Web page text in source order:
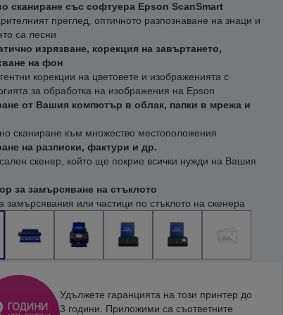
сканиране със софтуера Epson ScanSmart
преглед, оптичното разпознаване на знаци и
са лесни
изрязване, корекция на завъртането,
на фон
корекции на цветовете и изображенията с
за обработка на изображения на Epson
от Вашия компютър в облак, папки в мрежа и
сканиране към множество местоположения
на разписки, фактури и др.
скенер, който ще покрие всички нужди на Вашия
за замърсяване на стъклото
замърсявания или частици по стъклото на скенера
Удължете гаранцията на този принтер до
3 години. Приложими са съответните